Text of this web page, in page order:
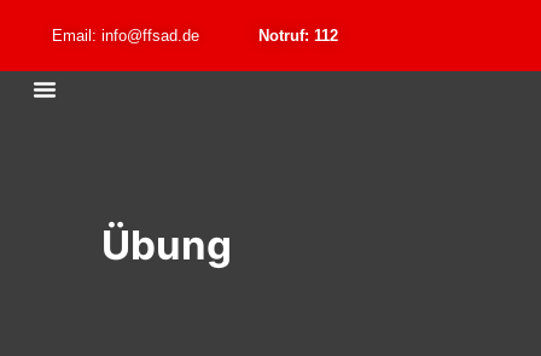
Email: info@ffsad.de Notruf: 112
Übung